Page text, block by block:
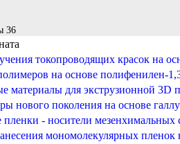
36
токопроводящих красок на
на основе полифенилен-
материалы для экструзионной 3D
нового поколения на основе
- носители мезенхимальных
мономолекулярных пленок